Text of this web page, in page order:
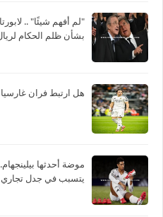
"لم أفهم شيئًا" ..
بشأن ظلم الحكام
هل ارتبط فران غارسيا
موضة أحدثها
يتسبب في جدل